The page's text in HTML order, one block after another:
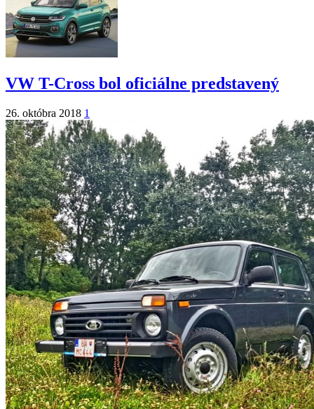
VW T-Cross bol oficiálne predstavený
26. októbra 2018 1